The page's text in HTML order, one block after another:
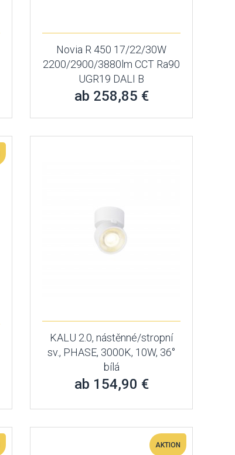
Novia R 450 17/22/30W
2200/2900/3880lm CCT Ra90
UGR19 DALI B
ab 258,85 €
KALU 2.0, nástěnné/stropní
sv., PHASE, 3000K, 10W, 36°
bílá
ab 154,90 €
AKTION